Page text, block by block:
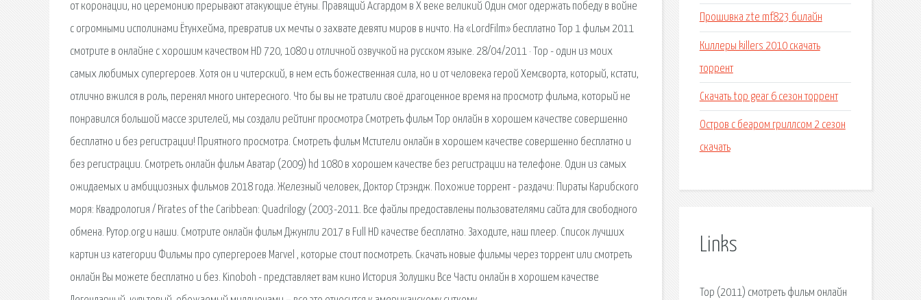
от коронации, но церемонию прерывают атакующие ётуны. Правящий Асгардом в Х веке великий Один смог одержать победу в войне
с огромными исполинами Ётунхейма, превратив их мечты о захвате девяти миров в ничто. На «LordFilm» бесплатно Тор 1 фильм 2011
смотрите в онлайне с хорошим качеством HD 720, 1080 и отличной озвучкой на русском языке. 28/04/2011 · Тор - один из моих
самых любимых супергероев. Хотя он и читерский, в нем есть божественная сила, но и от человека герой Хемсворта, который, кстати,
отлично вжился в роль, перенял много интересного. Что бы вы не тратили своё драгоценное время на просмотр фильма, который не
понравился большой массе зрителей, мы создали рейтинг просмотра Смотреть фильм Тор онлайн в хорошем качестве совершенно
бесплатно и без регистрации! Приятного просмотра. Смотреть фильм Мстители онлайн в хорошем качестве совершенно бесплатно и
без регистрации. Смотреть онлайн фильм Аватар (2009) hd 1080 в хорошем качестве без регистрации на телефоне. Один из самых
ожидаемых и амбициозных фильмов 2018 года. Железный человек, Доктор Стрэндж. Похожие торрент - раздачи: Пираты Карибского
моря: Квадрология / Pirates of the Caribbean: Quadrilogy (2003-2011. Все файлы предоставлены пользователями сайта для свободного
обмена. Рутор.org и наши. Смотрите онлайн фильм Джунгли 2017 в Full HD качестве бесплатно. Заходите, наш плеер. Список лучших
картин из категории Фильмы про супергероев Marvel , которые стоит посмотреть. Скачать новые фильмы через торрент или смотреть
онлайн Вы можете бесплатно и без. Kinoboh - представляет вам кино История Золушки Все Части онлайн в хорошем качестве
Прошивка zte mf823 билайн
Киллеры killers 2010 скачать
торрент
Скачать top gear 6 сезон торрент
Остров с беаром гриллсом 2 сезон
скачать
Links
Тор (2011) смотреть фильм онлайн